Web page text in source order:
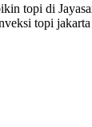
topi di
topi